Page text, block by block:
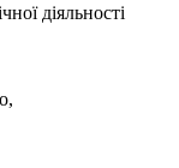
діяльності